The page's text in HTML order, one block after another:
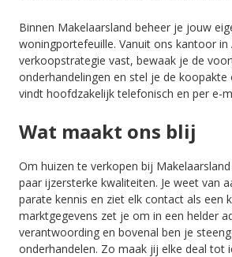
Binnen Makelaarsland beheer je jouw
woningportefeuille. Vanuit ons kantoor in
verkoopstrategie vast, bewaak je de
onderhandelingen en stel je de
vindt hoofdzakelijk telefonisch en per e-
Wat maakt ons blij
Om huizen te verkopen bij
paar ijzersterke kwaliteiten. Je weet van
parate kennis en ziet elk contact als een
marktgegevens zet je om in een helder
verantwoording en bovenal ben je
onderhandelen. Zo maak jij elke deal tot